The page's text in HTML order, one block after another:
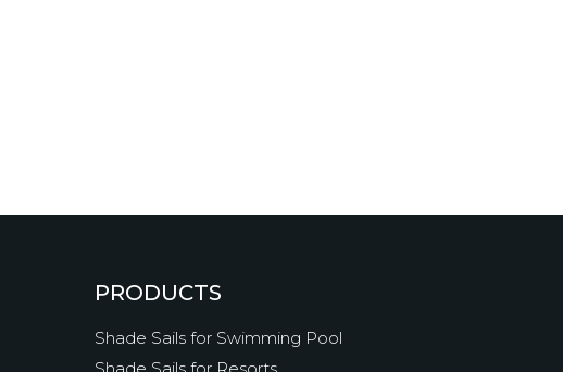
PRODUCTS
Shade Sails for Swimming Pool